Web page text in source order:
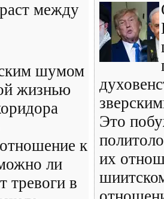
между
шумом
жизнью
к
ли
тревоги в
Это
их